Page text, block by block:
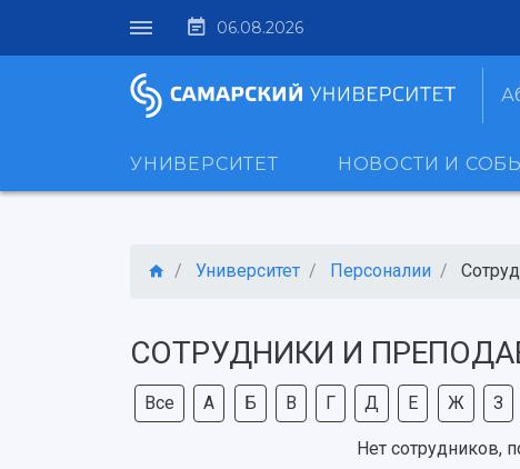
06.08.2026
УНИВЕРСИТЕТ НОВОСТИ И
Университет Персоналии
СОТРУДНИКИ И
Все А Б В Г Д Е Ж З
Нет сотрудников,